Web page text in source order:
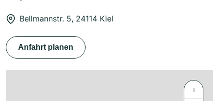
Bellmannstr. 5, 24114 Kiel
Anfahrt planen
+